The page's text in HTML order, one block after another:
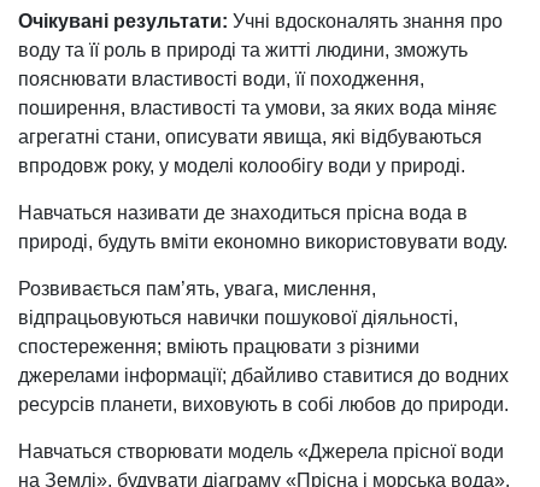
Очікувані результати: Учні вдосконалять знання про
воду та її роль в природі та житті людини, зможуть
пояснювати властивості води, її походження,
поширення, властивості та умови, за яких вода міняє
агрегатні стани, описувати явища, які відбуваються
впродовж року, у моделі колообігу води у природі.
Навчаться називати де знаходиться прісна вода в
природі, будуть вміти економно використовувати воду.
Розвивається пам’ять, увага, мислення,
відпрацьовуються навички пошукової діяльності,
спостереження; вміють працювати з різними
джерелами інформації; дбайливо ставитися до водних
ресурсів планети, виховують в собі любов до природи.
Навчаться створювати модель «Джерела прісної води
на Землі», будувати діаграму «Прісна і морська вода».